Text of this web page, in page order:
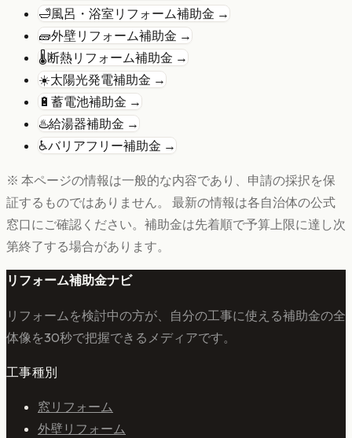
🛁風呂・浴室リフォーム補助金 →
🧱外壁リフォーム補助金 →
🌡️断熱リフォーム補助金 →
☀️太陽光発電補助金 →
🔋 蓄電池補助金 →
♨️給湯器補助金 →
♿バリアフリー補助金 →
※ 本ページの情報は一般的な内容であり、申請の採択を保
証するものではありません。 最新の情報は各自治体の公式
窓口にご確認ください。補助金は先着順で予算上限に達し次
第終了する場合があります。
リフォーム補助金ナビ
リフォームを検討中の方が、自分の工事に使える補助金の全
体像を30秒で把握できるメディアです。
工事種別
窓リフォーム
外壁リフォーム